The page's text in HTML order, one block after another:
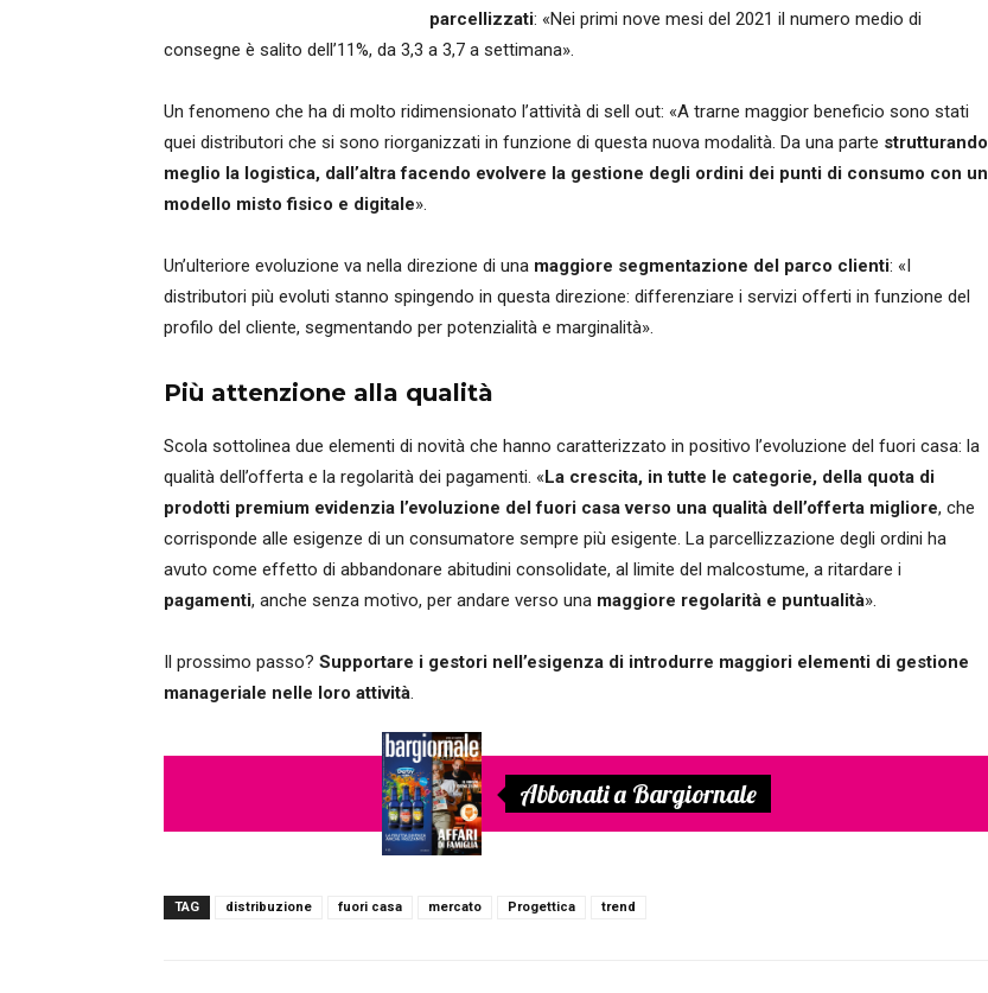
parcellizzati: «Nei primi nove mesi del 2021 il numero medio di
consegne è salito dell’11%, da 3,3 a 3,7 a settimana».
Un fenomeno che ha di molto ridimensionato l’attività di sell out: «A trarne maggior beneficio sono stati
quei distributori che si sono riorganizzati in funzione di questa nuova modalità. Da una parte strutturando
meglio la logistica, dall’altra facendo evolvere la gestione degli ordini dei punti di consumo con un
modello misto fisico e digitale».
Un’ulteriore evoluzione va nella direzione di una maggiore segmentazione del parco clienti: «I
distributori più evoluti stanno spingendo in questa direzione: differenziare i servizi offerti in funzione del
profilo del cliente, segmentando per potenzialità e marginalità».
Più attenzione alla qualità
Scola sottolinea due elementi di novità che hanno caratterizzato in positivo l’evoluzione del fuori casa: la
qualità dell’offerta e la regolarità dei pagamenti. «La crescita, in tutte le categorie, della quota di
prodotti premium evidenzia l’evoluzione del fuori casa verso una qualità dell’offerta migliore, che
corrisponde alle esigenze di un consumatore sempre più esigente. La parcellizzazione degli ordini ha
avuto come effetto di abbandonare abitudini consolidate, al limite del malcostume, a ritardare i
pagamenti, anche senza motivo, per andare verso una maggiore regolarità e puntualità».
Il prossimo passo? Supportare i gestori nell’esigenza di introdurre maggiori elementi di gestione
manageriale nelle loro attività.
Abbonati a Bargiornale
TAG distribuzione fuori casa mercato Progettica trend